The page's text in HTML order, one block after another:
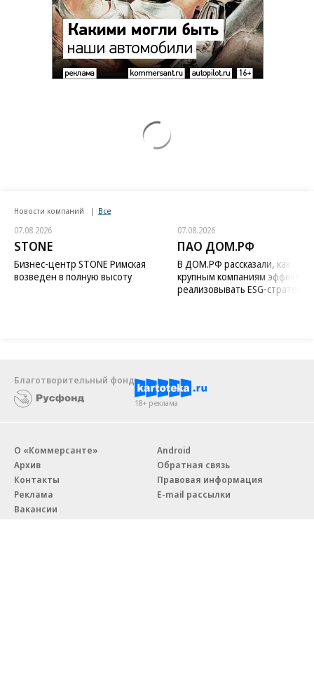
Зеленский неожиданно высказался о
возвращении Крыма
Заставим раскаяться: союзник России
дал грозное обещание
Новости компаний
07.08.2026
возведен в полную высоту
07.08.2026
В ДОМ.РФ рассказали, как
крупным компаниям
реализовывать ESG-стратегию